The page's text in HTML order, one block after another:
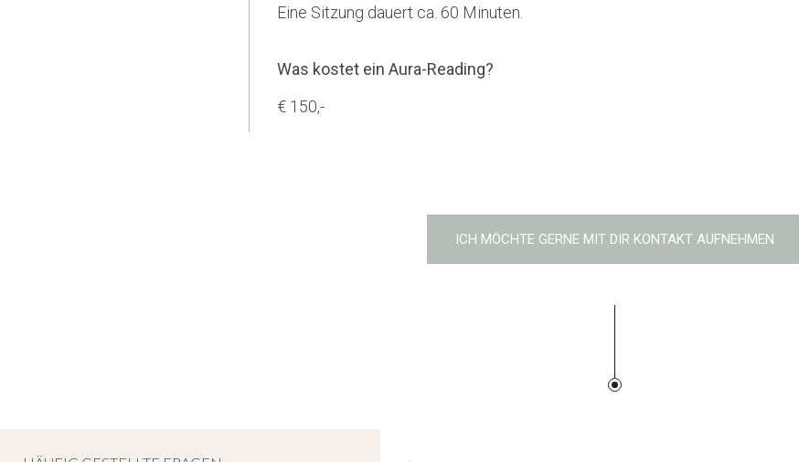
Eine Sitzung dauert ca. 60 Minuten.
Was kostet ein Aura-Reading?
€ 150,-
ICH MÖCHTE GERNE MIT DIR KONTAKT AUFNEHMEN